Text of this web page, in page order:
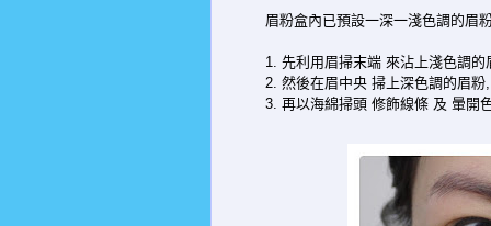
眉粉盒內已預設一深一淺色調的眉
1. 先利用眉掃末端 來沾上淺色調的
2. 然後在眉中央 掃上深色調的眉
3. 再以海綿掃頭 修飾線條 及 暈開